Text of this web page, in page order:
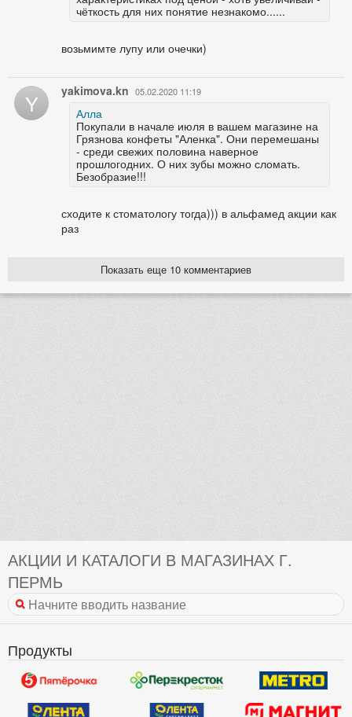
чёткость для них понятие незнакомо......
возьмимте лупу или очечки)
Y yakimova.kn 05.02.2020 11:19
Алла
Покупали в начале июля в вашем магазине на
Грязнова конфеты "Аленка". Они перемешаны
- среди свежих половина наверное
прошлогодних. О них зубы можно сломать.
Безобразие!!!
сходите к стоматологу тогда))) в альфамед акции как
раз
Показать еще 10 комментариев
АКЦИИ И КАТАЛОГИ В МАГАЗИНАХ Г.
ПЕРМЬ
Продукты